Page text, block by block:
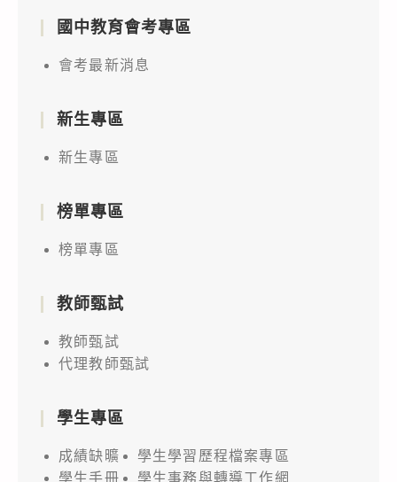
國中教育會考專區
會考最新消息
新生專區
新生專區
榜單專區
榜單專區
教師甄試
教師甄試
代理教師甄試
學生專區
成績缺曠
學生學習歷程檔案專區
學生手冊
學生事務與轉導工作網